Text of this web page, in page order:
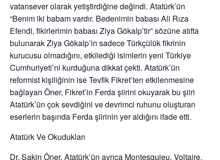
vatansever olarak yetiştirdiğine değindi. Atatürk’ün
“Benim iki babam vardır. Bedenimin babası Ali Rıza
Efendi, fikirlerimin babası Ziya Gökalp’tir” sözüne atıfta
bulunarak Ziya Gökalp’in sadece Türkçülük fikrinin
kurucusu olmadığını, etkilediği isimlerin yeni Türkiye
Cumhuriyeti’ni kurduğuna dikkat çekti. Atatürk’ün
reformist kişiliğinin ise Tevfik Fikret’ten etkilenmesine
bağlayan Öner, Fikret’in Ferda şiirini okuyarak bu şiiri
Atatürk’ün çok sevdiğini ve devrimci ruhunu oluşturan
eserlerin başında Ferda şiirinin yer aldığını ifade etti.
Atatürk Ve Okudukları
Dr. Sakin Öner, Atatürk’ün ayrıca Montesquieu, Voltaire,